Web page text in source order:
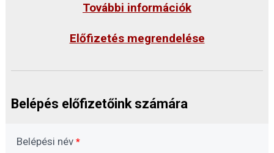
További információk
Előfizetés megrendelése
Belépés előfizetőink számára
Belépési név *